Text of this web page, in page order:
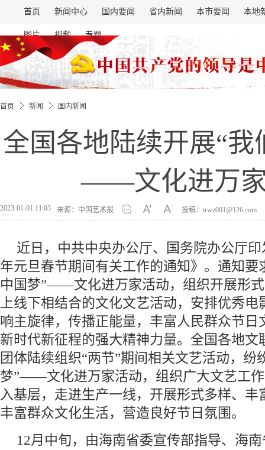
首页 新闻中心 国内要闻 省内新闻 本市要闻 本地
图片 视频 专题
首页 新闻 国内新闻
全国各地陆续开展“我
——文化进万
2023-01-01 11:03 来源：中国艺术报 投稿：trwz001@126.com
近日，中共中央办公厅、国务院办公厅
年元旦春节期间有关工作的通知》。通知要
中国梦”——文化进万家活动，组织开展形
上线下相结合的文化文艺活动，安排优秀
响主旋律，传播正能量，丰富人民群众节日
新时代新征程的强大精神力量。全国各地文
团体陆续组织“两节”期间相关文艺活动，纷
梦”——文化进万家活动，组织广大文艺工
入基层，走进生产一线，开展形式多样、丰
丰富群众文化生活，营造良好节日氛围。
12月中旬，由海南省委宣传部指导、海